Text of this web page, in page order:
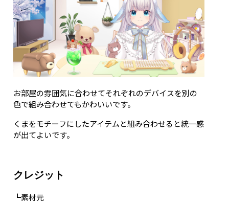
お部屋の雰囲気に合わせてそれぞれのデバイスを別の
色で組み合わせてもかわいいです。
くまをモチーフにしたアイテムと組み合わせると統一感
が出てよいです。
クレジット
┗素材元